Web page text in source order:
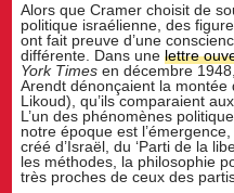
Alors que Cramer choisit de
politique israélienne, des
ont fait preuve d’une
différente. Dans unelettre
York Times en décembre
Arendt dénonçaient la montée
Likoud), qu’ils comparaient
L’un des phénomènes
notre époque est
créé d’Israël, du ‘Parti de la
les méthodes, la philosophie
très proches de ceux des